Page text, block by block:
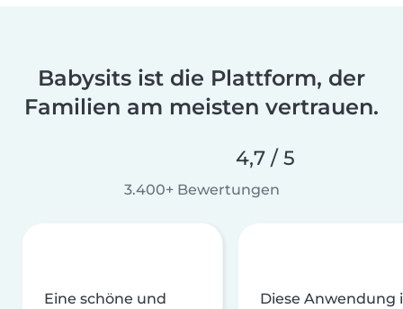
Babysits ist die Plattform, der
Familien am meisten vertrauen.
4,7 / 5
3.400+ Bewertungen
Eine schöne und
Diese Anwendung